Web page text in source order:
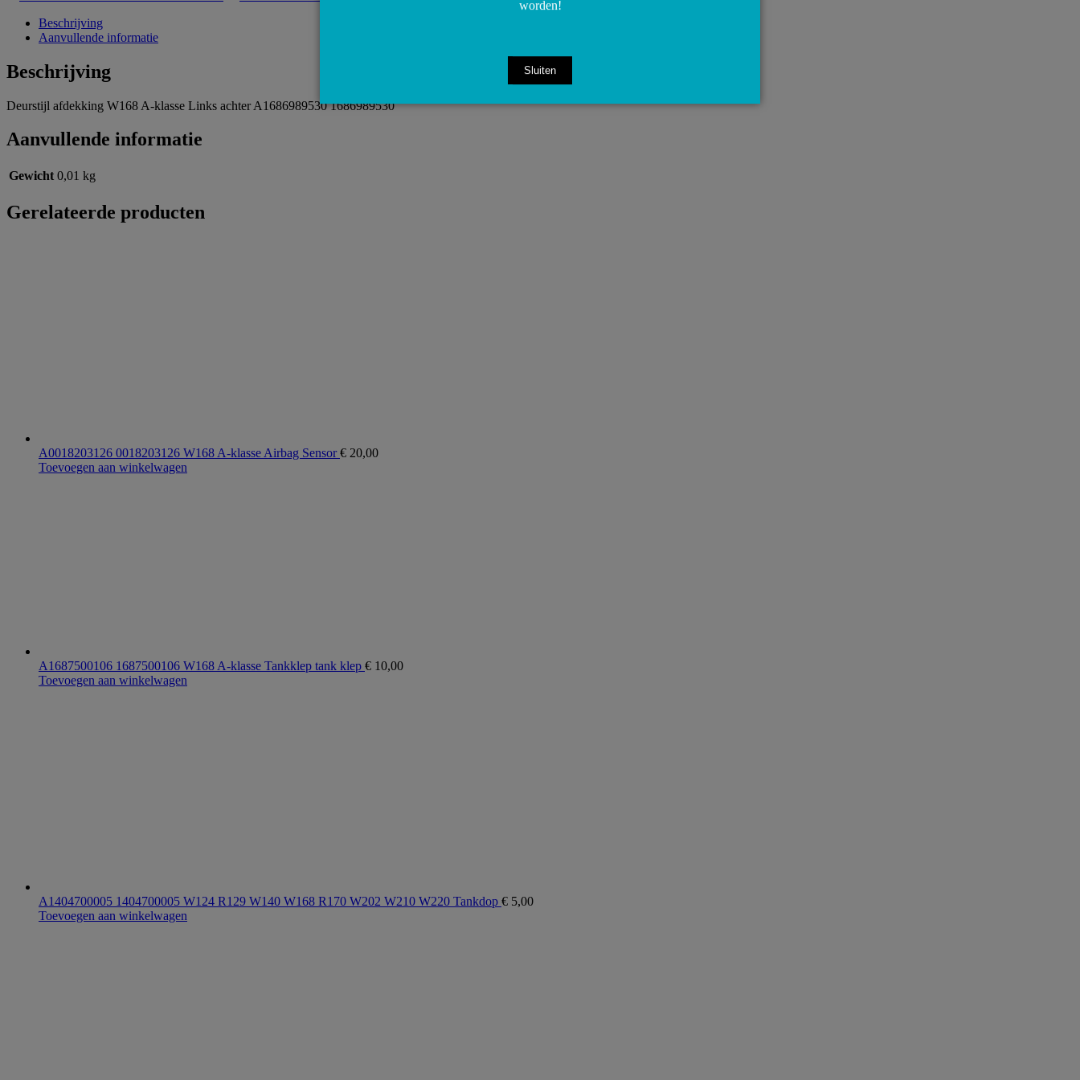
Beschrijving
Aanvullende informatie
Beschrijving
Deurstijl afdekking W168 A-klasse Links achter A1686989530 1686989530
Aanvullende informatie
Gewicht 0,01 kg
Gerelateerde producten
A0018203126 0018203126 W168 A-klasse Airbag Sensor€ 20,00
Toevoegen aan winkelwagen
A1687500106 1687500106 W168 A-klasse Tankklep tank klep € 10,00
Toevoegen aan winkelwagen
A1404700005 1404700005 W124 R129 W140 W168 R170 W202 W210 W220 Tankdop € 5,00
Toevoegen aan winkelwagen
worden!
Sluiten